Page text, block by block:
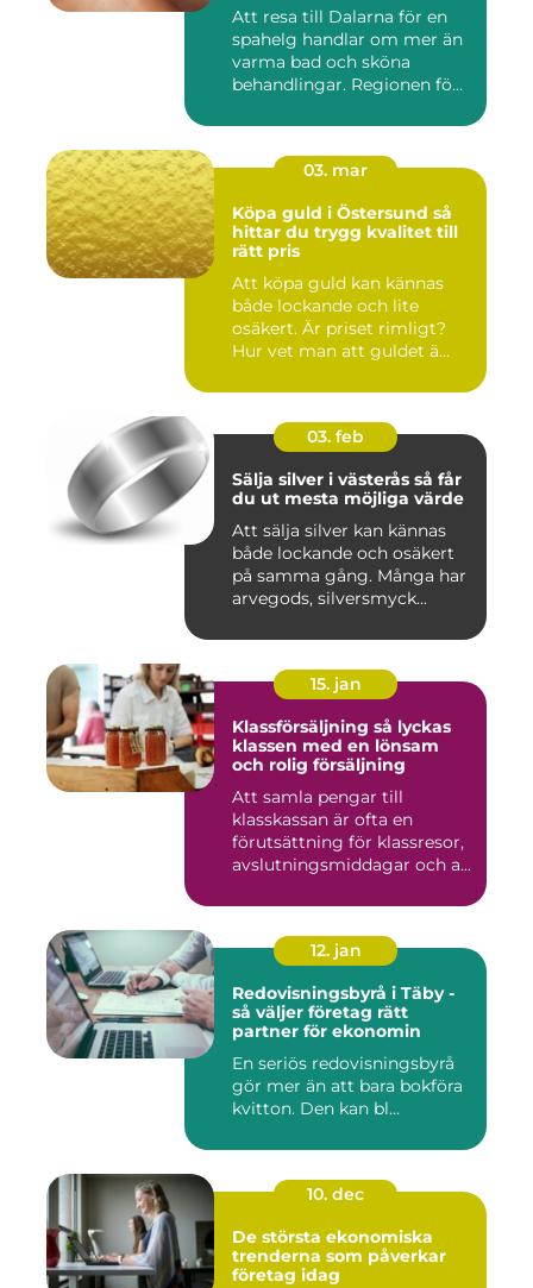
Att resa till Dalarna för en
spahelg handlar om mer än
varma bad och sköna
behandlingar. Regionen fö...
03. mar
Köpa guld i Östersund så
hittar du trygg kvalitet till
rätt pris
Att köpa guld kan kännas
både lockande och lite
osäkert. Är priset rimligt?
Hur vet man att guldet ä...
03. feb
Sälja silver i västerås så får
du ut mesta möjliga värde
Att sälja silver kan kännas
både lockande och osäkert
på samma gång. Många har
arvegods, silversmyck...
15. jan
Klassförsäljning så lyckas
klassen med en lönsam
och rolig försäljning
Att samla pengar till
klasskassan är ofta en
förutsättning för klassresor,
avslutningsmiddagar och a...
12. jan
Redovisningsbyrå i Täby -
så väljer företag rätt
partner för ekonomin
En seriös redovisningsbyrå
gör mer än att bara bokföra
kvitton. Den kan bl...
10. dec
De största ekonomiska
trenderna som påverkar
företag idag